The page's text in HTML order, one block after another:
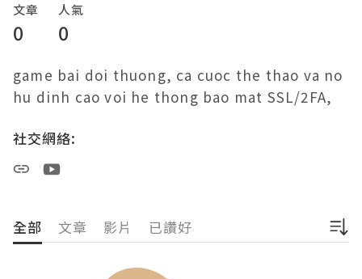
文章
0
人氣
0
game bai doi thuong, ca cuoc the thao va no
hu dinh cao voi he thong bao mat SSL/2FA,
社交網絡:
全部 文章 影片 已讚好